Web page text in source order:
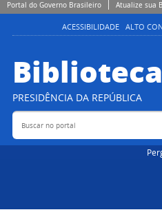
Portal do Governo Brasileiro Atualize sua
ACESSIBILIDADE ALTO
Biblioteca
PRESIDÊNCIA DA REPÚBLICA
Buscar no portal